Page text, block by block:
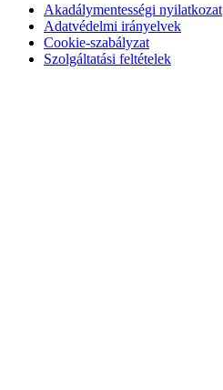
Akadálymentességi nyilatkozat
Adatvédelmi irányelvek
Cookie-szabályzat
Szolgáltatási feltételek